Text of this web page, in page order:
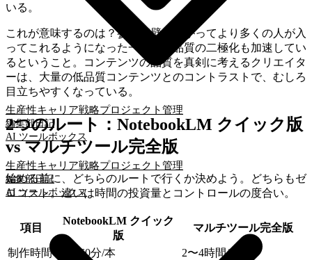
生産性キャリア戦略プロジェクト管理
編集部日記
AI ツールボックス
生産性キャリア戦略プロジェクト管理
編集部日記
AI ツールボックス
いる。
これが意味するのは？参入障壁が下がってより多くの人が入
ってこれるようになった一方で、品質の二極化も加速してい
るということ。コンテンツの品質を真剣に考えるクリエイタ
ーは、大量の低品質コンテンツとのコントラストで、むしろ
目立ちやすくなっている。
2つのルート：NotebookLM クイック版
vs マルチツール完全版
始める前に、どちらのルートで行くか決めよう。どちらもゼ
ロコスト。違いは時間の投資量とコントロールの度合い。
項目
NotebookLM クイック
版
マルチツール完全版
制作時間 30〜60分/本
2〜4時間/本